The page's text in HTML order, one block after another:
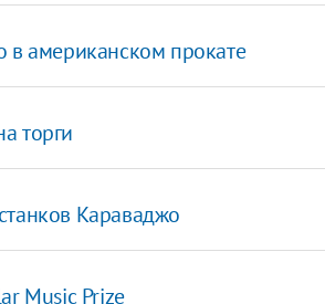
в американском прокате
торги
Караваджо
Music Prize